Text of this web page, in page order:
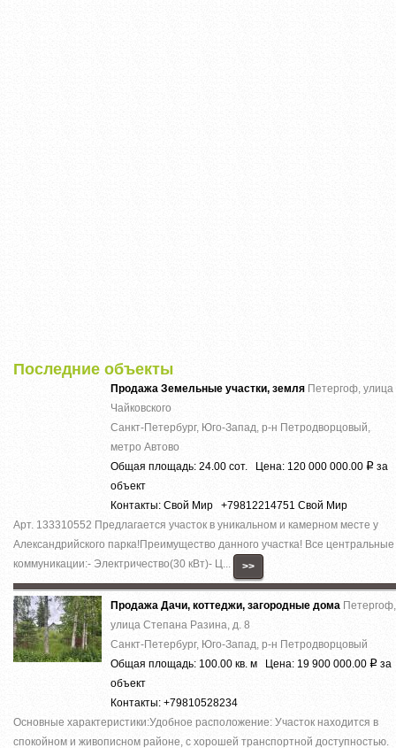
Последние объекты
Продажа Земельные участки, земля Петергоф, улица
Чайковского
Санкт-Петербург, Юго-Запад, р-н Петродворцовый,
метро Автово
Общая площадь: 24.00 сот. Цена: 120 000 000.00 Р за
объект
Контакты: Свой Мир +79812214751 Свой Мир
Арт. 133310552 Предлагается участок в уникальном и камерном месте у
Александрийского парка!Преимущество данного участка! Все центральные
коммуникации:- Электричество(30 кВт)- Ц...
>>
Продажа Дачи, коттеджи, загородные дома Петергоф,
улица Степана Разина, д. 8
Санкт-Петербург, Юго-Запад, р-н Петродворцовый
Общая площадь: 100.00 кв. м Цена: 19 900 000.00 Р за
объект
Контакты: +79810528234
Основные характеристики:Удобное расположение: Участок находится в
спокойном и живописном районе, с хорошей транспортной доступностью.